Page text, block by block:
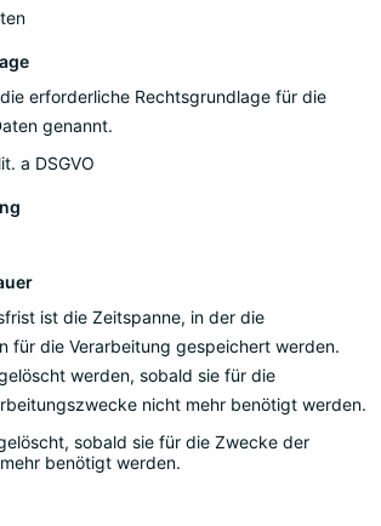
erforderliche Rechtsgrundlage für die
genannt.
a DSGVO
ist die Zeitspanne, in der die
für die Verarbeitung gespeichert werden.
werden, sobald sie für die
nicht mehr benötigt werden.
sobald sie für die Zwecke der
benötigt werden.